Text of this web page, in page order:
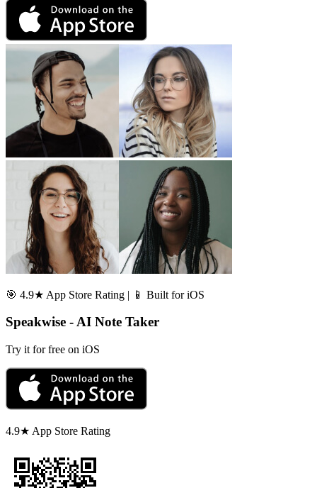
🎯 4.9★ App Store Rating | 📱 Built for iOS
Speakwise - AI Note Taker
Try it for free on iOS
4.9★ App Store Rating